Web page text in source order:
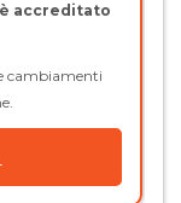
accreditato
cambiamenti